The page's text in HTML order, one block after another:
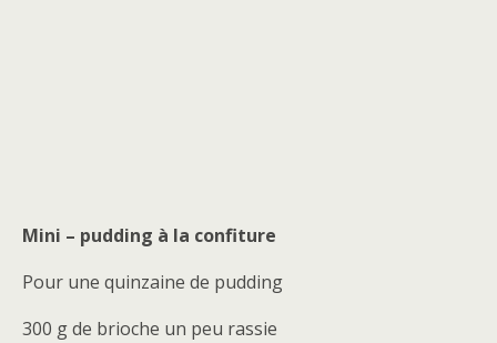
Mini – pudding à la confiture
Pour une quinzaine de pudding
300 g de brioche un peu rassie